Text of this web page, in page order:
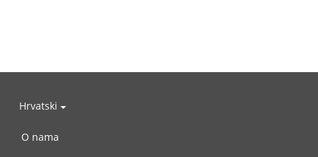
Hrvatski
O nama